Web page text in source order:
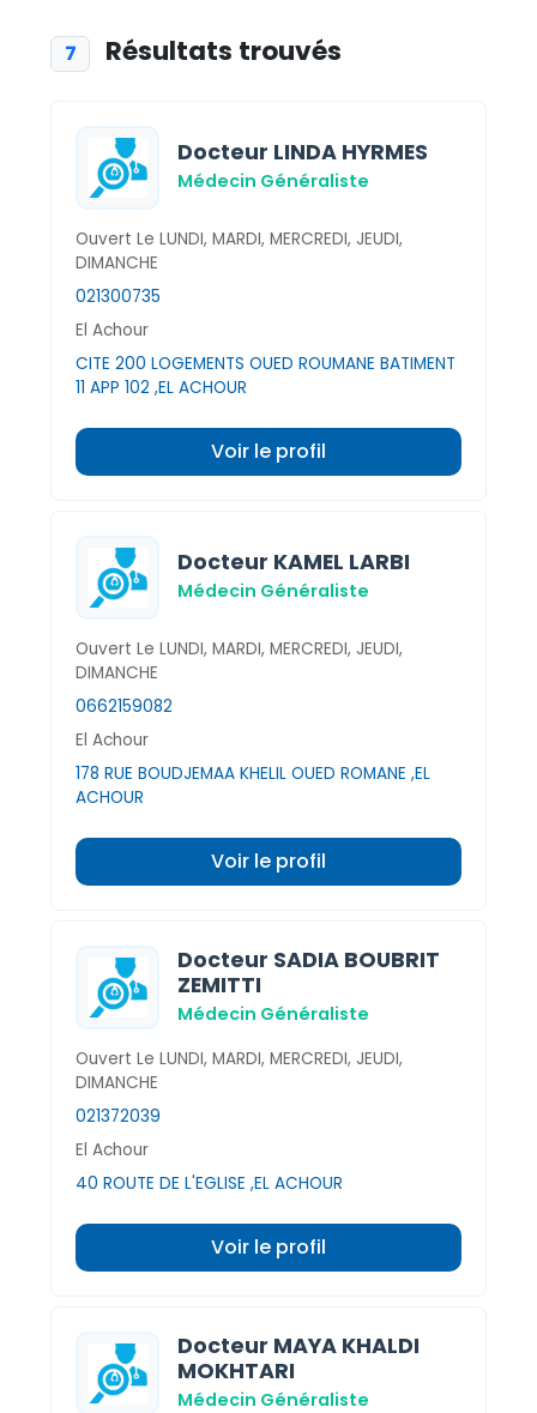
7 Résultats trouvés
Docteur LINDA HYRMES
Médecin Généraliste
Ouvert Le LUNDI, MARDI, MERCREDI, JEUDI,
DIMANCHE
021300735
El Achour
CITE 200 LOGEMENTS OUED ROUMANE BATIMENT
11 APP 102 ,EL ACHOUR
Voir le profil
Docteur KAMEL LARBI
Médecin Généraliste
Ouvert Le LUNDI, MARDI, MERCREDI, JEUDI,
DIMANCHE
0662159082
El Achour
178 RUE BOUDJEMAA KHELIL OUED ROMANE ,EL
ACHOUR
Voir le profil
Docteur SADIA BOUBRIT
ZEMITTI
Médecin Généraliste
Ouvert Le LUNDI, MARDI, MERCREDI, JEUDI,
DIMANCHE
021372039
El Achour
40 ROUTE DE L'EGLISE ,EL ACHOUR
Voir le profil
Docteur MAYA KHALDI
MOKHTARI
Médecin Généraliste